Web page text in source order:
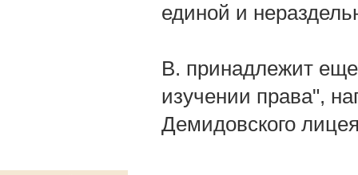
единой и
В. принадлежит
изучении права",
Демидовского